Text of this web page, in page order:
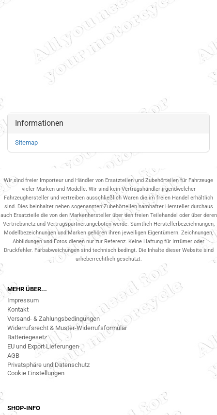
Informationen
Sitemap
Wir sind freier Importeur und Händler von Ersatzteilen und Zubehörteilen für Fahrzeuge
vieler Marken und Modelle. Wir sind kein Vertragshändler irgendwelcher
Fahrzeughersteller und vertreiben ausschließlich Waren die im freien Handel erhältlich
sind. Dies beinhaltet neben sogenannten Zubehörteilen namhafter Hersteller durchaus
auch Ersatzteile die von den Markenhersteller über den freien Teilehandel oder über deren
Vertriebsnetz und Vertragspartner.angeboten werde. Sämtlich Herstellerbezeichnungen,
Modellbezeichnungen und Marken gehören ihren jeweiligen Eigentümern. Zeichnungen,
Abbildungen und Fotos dienen nur zur Referenz. Keine Haftung für Irrtümer oder
Druckfehler. Farbabweichungen sind technisch bedingt. Die Inhalte dieser Website sind
urheberrechtlich geschützt.
MEHR ÜBER...
Impressum
Kontakt
Versand- & Zahlungsbedingungen
Widerrufsrecht & Muster-Widerrufsformular
Batteriegesetz
EU und Export Lieferungen
AGB
Privatsphäre und Datenschutz
Cookie Einstellungen
SHOP-INFO